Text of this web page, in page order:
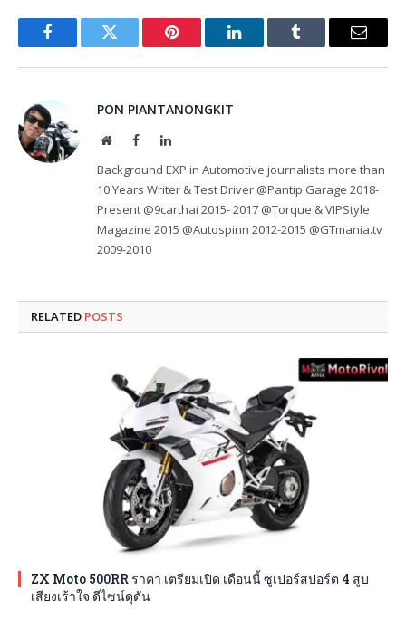
FacebookTwitter Pinterest LinkedInTumblr Email
PON PIANTANONGKIT
WebsiteFacebookLinkedIn
Background EXP in Automotive journalists more than
10 Years Writer & Test Driver @Pantip Garage 2018-
Present @9carthai 2015- 2017 @Torque & VIPStyle
Magazine 2015 @Autospinn 2012-2015 @GTmania.tv
2009-2010
RELATED POSTS
ZX Moto 500RR ราคา เตรียมเปิด เดือนนี้ ซูเปอร์สปอร์ต 4 สูบ
เสียงเร้าใจ ดีไซน์ดุดัน